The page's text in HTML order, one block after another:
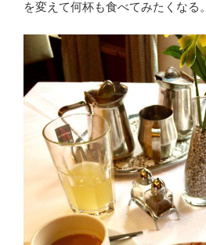
を変えて何杯も食べてみたくなる。